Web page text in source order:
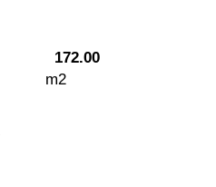
172.00
m2